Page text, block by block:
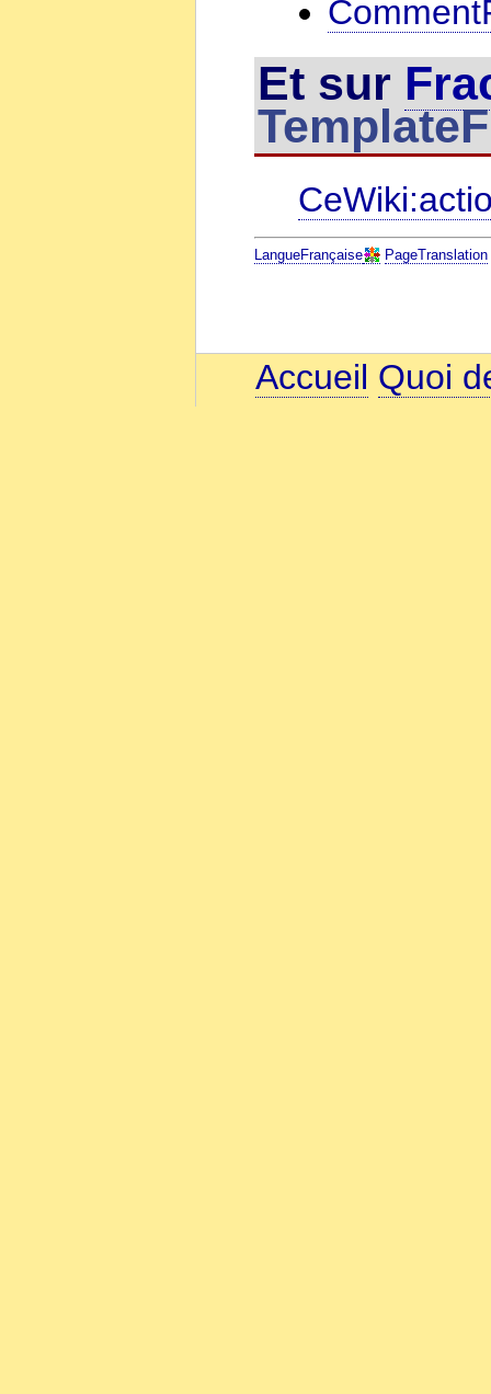
Et sur
LangueFrançaise PageTranslation
Accueil Quoi